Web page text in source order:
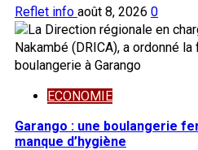
Reflet info août 8, 2026 0
ECONOMIE
Garango : une boulangerie
manque d’hygiène